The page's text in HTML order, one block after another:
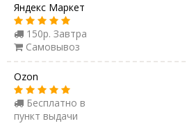
Яндекс Маркет
150р. Завтра
Самовывоз
Ozon
Бесплатно в
пункт выдачи